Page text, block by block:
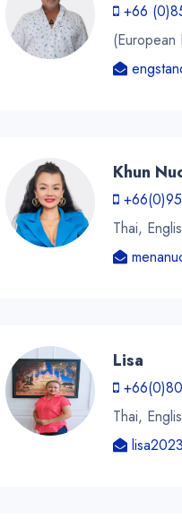
+66
(European
Khun
Thai,
Lisa
Thai,